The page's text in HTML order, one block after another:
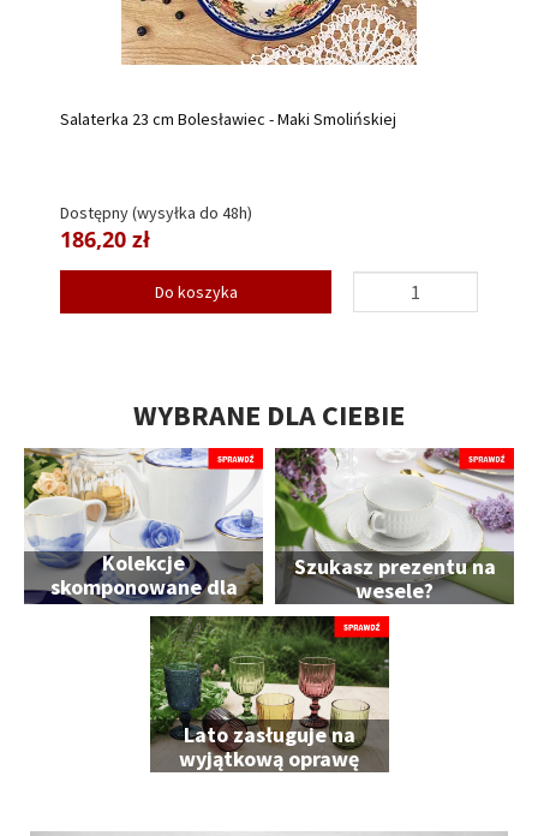
Salaterka 23 cm Bolesławiec - Maki Smolińskiej
Dostępny (wysyłka do 48h)
186,20 zł
Do koszyka
WYBRANE DLA CIEBIE
Kolekcje
skomponowane dla
Ciebie
Szukasz prezentu na
wesele?
Lato zasługuje na
wyjątkową oprawę